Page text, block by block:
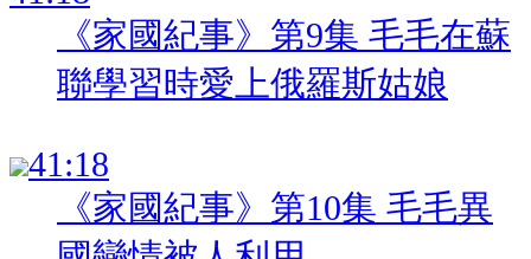
《家國紀事》第9集 毛毛在蘇
聯學習時愛上俄羅斯姑娘
:
《家國紀事》第10集 毛毛異